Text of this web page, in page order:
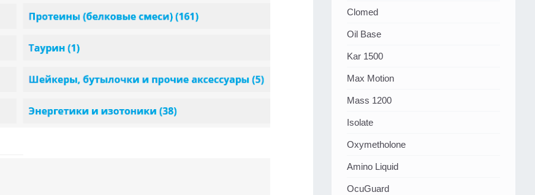
Clomed
Oil Base
Kar 1500
Max Motion
Mass 1200
Isolate
Oxymetholone
Amino Liquid
OcuGuard